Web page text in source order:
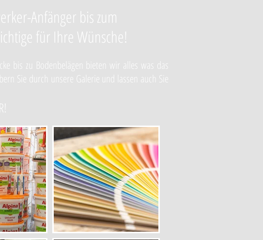
Anfänger bis zum
für Ihre Wünsche!
bis zu Bodenbelägen bieten wir alles was das
Sie durch unsere Galerie und lassen auch Sie